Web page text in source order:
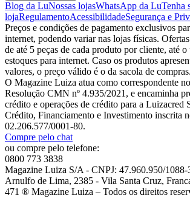
Blog da LuNossas lojasWhatsApp da LuTenha
lojaRegulamentoAcessibilidadeSegurança e
Preços e condições de pagamento exclusivos
internet, podendo variar nas lojas físicas.
de até 5 peças de cada produto por cliente, até
estoques para internet. Caso os produtos
valores, o preço válido é o da sacola de compras.
O Magazine Luiza atua como correspondente
Resolução CMN nº 4.935/2021, e encaminha
crédito e operações de crédito para a Luizacred
Crédito, Financiamento e Investimento inscrita
02.206.577/0001-80.
Compre pelo chat
ou compre pelo telefone:
0800 773 3838
Magazine Luiza S/A - CNPJ: 47.960.950/1088-
Arnulfo de Lima, 2385 - Vila Santa Cruz,
471 ® Magazine Luiza – Todos os direitos